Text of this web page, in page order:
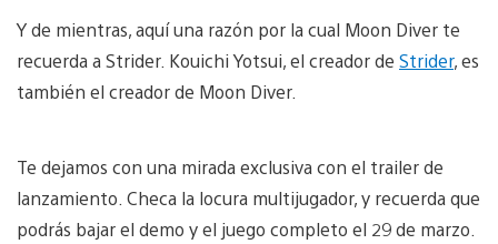
Y de mientras, aquí una razón por la cual Moon Diver te
recuerda a Strider. Kouichi Yotsui, el creador de Strider, es
también el creador de Moon Diver.
Te dejamos con una mirada exclusiva con el trailer de
lanzamiento. Checa la locura multijugador, y recuerda que
podrás bajar el demo y el juego completo el 29 de marzo.